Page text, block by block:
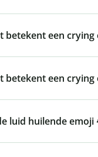
betekent een
betekent een
luid huilende